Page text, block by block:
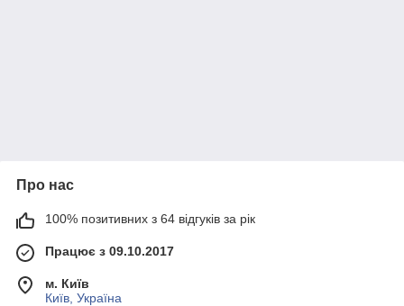
Про нас
100% позитивних з 64 відгуків за рік
Працює з 09.10.2017
м. Київ
Київ, Україна